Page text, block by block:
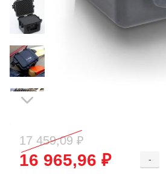
17 459,09 ₽
16 965,96 ₽ -